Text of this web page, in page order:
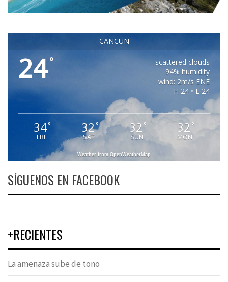
CANCUN
24°
scattered clouds
94% humidity
wind: 2m/s ENE
H 24 • L 24
34°
FRI
32°
SAT
32 °
SUN
32 °
MON
Weather from OpenWeatherMap
SÍGUENOS EN FACEBOOK
+RECIENTES
La amenaza sube de tono